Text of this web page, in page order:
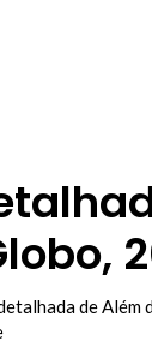
de Além